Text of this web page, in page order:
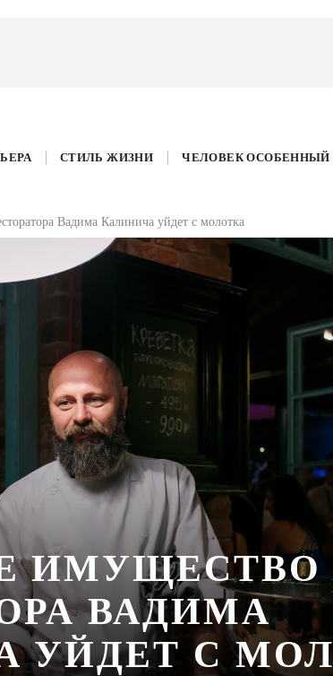
СТИЛЬ ЖИЗНИ ЧЕЛОВЕК ОСОБЕННЫЙ
Вадима Калинича уйдет с молотка
ИМУЩЕСТВО
ВАДИМА
УЙДЕТ С